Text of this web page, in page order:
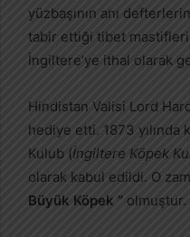
yüzbaşının anı
tabir ettiği tibet
İngiltere’ye ithal olarak
Hindistan Valisi Lord
hediye etti. 1873 yılında
Kulub (İngiltere Köpek
olarak kabul edildi. O
Büyük Köpek ” olmuştur.